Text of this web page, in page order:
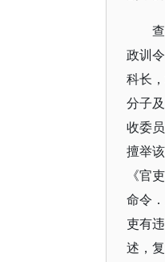
政训
科长
分子
收委
擅举
《官
命令
吏有
述，